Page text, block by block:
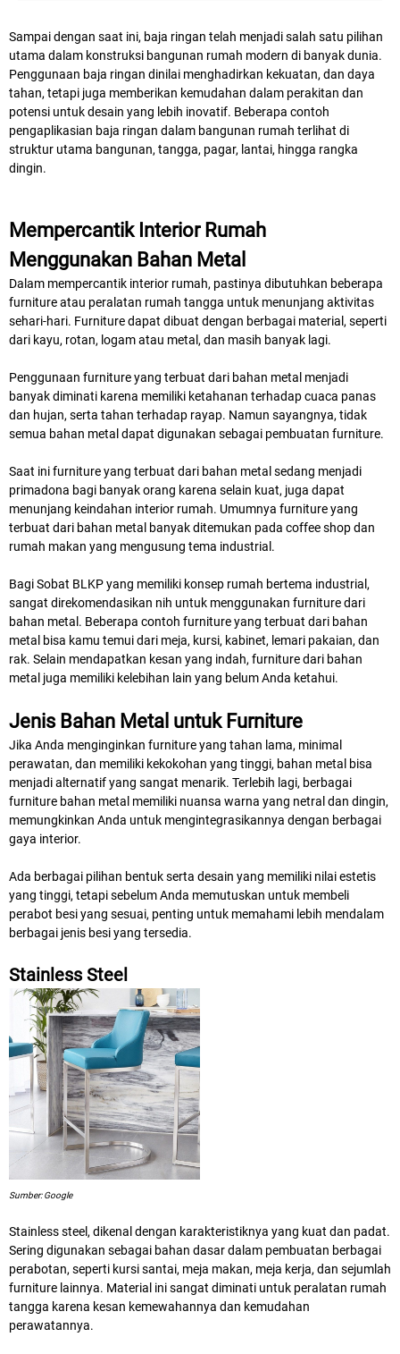
Sampai dengan saat ini, baja ringan telah menjadi salah satu pilihan
utama dalam konstruksi bangunan rumah modern di banyak dunia.
Penggunaan baja ringan dinilai menghadirkan kekuatan, dan daya
tahan, tetapi juga memberikan kemudahan dalam perakitan dan
potensi untuk desain yang lebih inovatif. Beberapa contoh
pengaplikasian baja ringan dalam bangunan rumah terlihat di
struktur utama bangunan, tangga, pagar, lantai, hingga rangka
dingin.
Mempercantik Interior Rumah
Menggunakan Bahan Metal
Dalam mempercantik interior rumah, pastinya dibutuhkan beberapa
furniture atau peralatan rumah tangga untuk menunjang aktivitas
sehari-hari. Furniture dapat dibuat dengan berbagai material, seperti
dari kayu, rotan, logam atau metal, dan masih banyak lagi.
Penggunaan furniture yang terbuat dari bahan metal menjadi
banyak diminati karena memiliki ketahanan terhadap cuaca panas
dan hujan, serta tahan terhadap rayap. Namun sayangnya, tidak
semua bahan metal dapat digunakan sebagai pembuatan furniture.
Saat ini furniture yang terbuat dari bahan metal sedang menjadi
primadona bagi banyak orang karena selain kuat, juga dapat
menunjang keindahan interior rumah. Umumnya furniture yang
terbuat dari bahan metal banyak ditemukan pada coffee shop dan
rumah makan yang mengusung tema industrial.
Bagi Sobat BLKP yang memiliki konsep rumah bertema industrial,
sangat direkomendasikan nih untuk menggunakan furniture dari
bahan metal. Beberapa contoh furniture yang terbuat dari bahan
metal bisa kamu temui dari meja, kursi, kabinet, lemari pakaian, dan
rak. Selain mendapatkan kesan yang indah, furniture dari bahan
metal juga memiliki kelebihan lain yang belum Anda ketahui.
Jenis Bahan Metal untuk Furniture
Jika Anda menginginkan furniture yang tahan lama, minimal
perawatan, dan memiliki kekokohan yang tinggi, bahan metal bisa
menjadi alternatif yang sangat menarik. Terlebih lagi, berbagai
furniture bahan metal memiliki nuansa warna yang netral dan dingin,
memungkinkan Anda untuk mengintegrasikannya dengan berbagai
gaya interior.
Ada berbagai pilihan bentuk serta desain yang memiliki nilai estetis
yang tinggi, tetapi sebelum Anda memutuskan untuk membeli
perabot besi yang sesuai, penting untuk memahami lebih mendalam
berbagai jenis besi yang tersedia.
Stainless Steel
Sumber: Google
Stainless steel, dikenal dengan karakteristiknya yang kuat dan padat.
Sering digunakan sebagai bahan dasar dalam pembuatan berbagai
perabotan, seperti kursi santai, meja makan, meja kerja, dan sejumlah
furniture lainnya. Material ini sangat diminati untuk peralatan rumah
tangga karena kesan kemewahannya dan kemudahan
perawatannya.